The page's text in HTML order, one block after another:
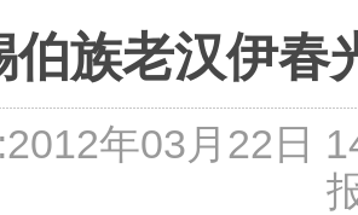
伯族老汉伊春
年03月22日